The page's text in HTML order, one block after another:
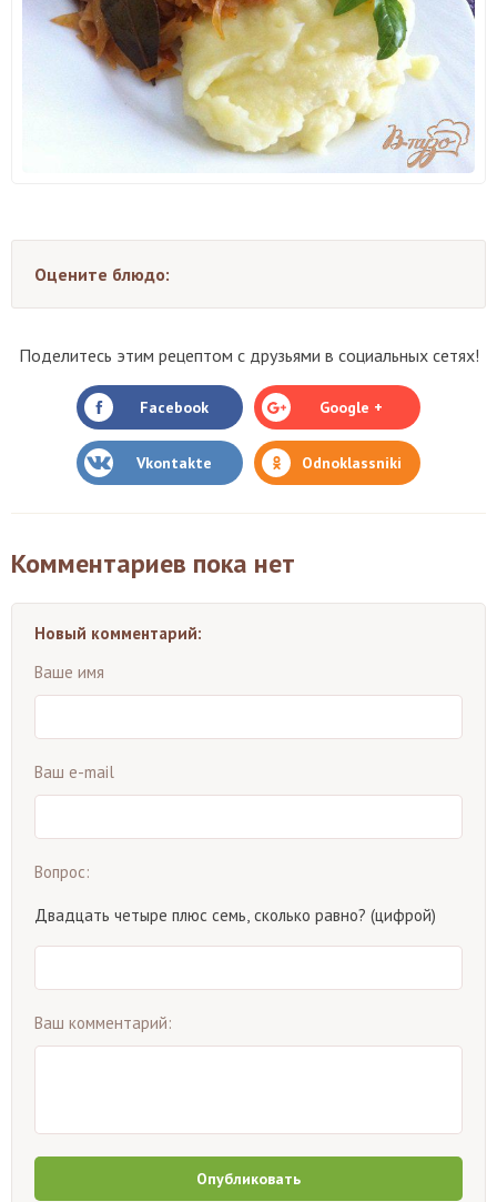
Оцените блюдо:
Поделитесь этим рецептом с друзьями в социальных сетях!
Facebook Google +
Vkontakte Odnoklassniki
Комментариев пока нет
Новый комментарий:
Ваше имя
Ваш e-mail
Вопрос:
Двадцать четыре плюс семь, сколько равно? (цифрой)
Ваш комментарий:
Опубликовать